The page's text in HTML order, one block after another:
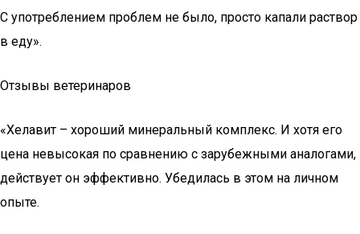
С употреблением проблем не было, просто капали раствор
в еду».
Отзывы ветеринаров
«Хелавит – хороший минеральный комплекс. И хотя его
цена невысокая по сравнению с зарубежными аналогами,
действует он эффективно. Убедилась в этом на личном
опыте.